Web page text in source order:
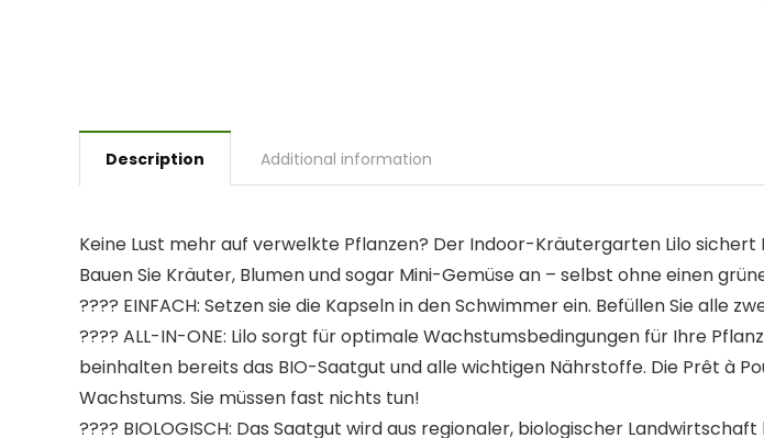
Description Additional information
Keine Lust mehr auf verwelkte Pflanzen? Der Indoor-Kräutergarten Lilo
Bauen Sie Kräuter, Blumen und sogar Mini-Gemüse an – selbst ohne einen
???? EINFACH: Setzen sie die Kapseln in den Schwimmer ein. Befüllen Sie alle
???? ALL-IN-ONE: Lilo sorgt für optimale Wachstumsbedingungen für Ihre
beinhalten bereits das BIO-Saatgut und alle wichtigen Nährstoffe. Die Prêt à
Wachstums. Sie müssen fast nichts tun!
???? BIOLOGISCH: Das Saatgut wird aus regionaler, biologischer